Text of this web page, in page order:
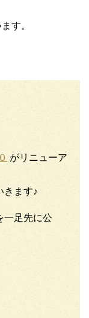
す。
がリニューア
きます♪
一足先に公